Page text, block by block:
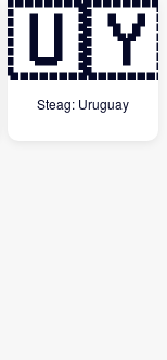
🇺🇾
Steag: Uruguay